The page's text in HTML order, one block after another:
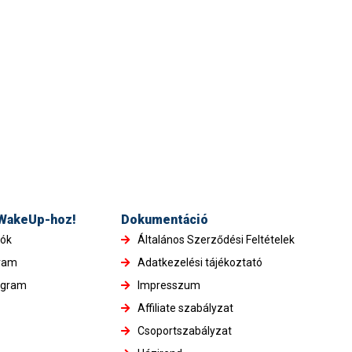
hoz! Dokumentáció
Általános Szerződési Feltételek
Adatkezelési tájékoztató
Impresszum
Affiliate szabályzat
Csoportszabályzat